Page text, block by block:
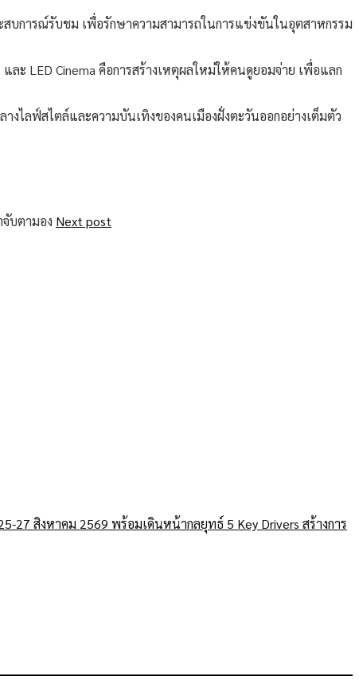
สบการณ์รับชม เพื่อรักษาความสามารถในการแข่งขันในอุตสาหกรรม
ะ LED Cinema คือการสร้างเหตุผลใหม่ให้คนดูยอมจ่าย เพื่อแลก
งไลฟ์สไตล์และความบันเทิงของคนเมืองฝั่งตะวันออกอย่างเต็มตัว
Next post